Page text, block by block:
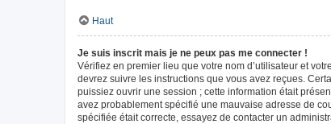
Haut
Je suis inscrit mais je ne peux pas me connecter !
Vérifiez en premier lieu que votre nom d’utilisateur et
devrez suivre les instructions que vous avez reçues.
puissiez ouvrir une session ; cette information était
avez probablement spécifié une mauvaise adresse de
spécifiée était correcte, essayez de contacter un